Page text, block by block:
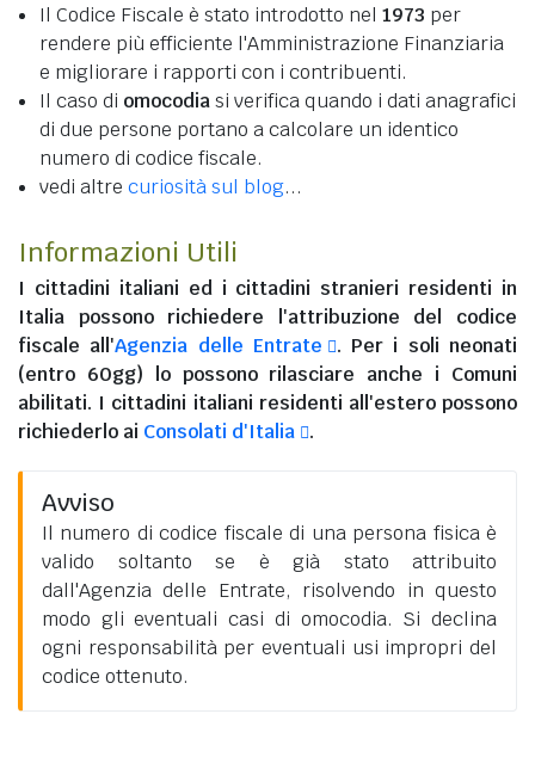
Il Codice Fiscale è stato introdotto nel 1973 per
rendere più efficiente l'Amministrazione Finanziaria
e migliorare i rapporti con i contribuenti.
Il caso di omocodiasi verifica quando i dati anagrafici
di due persone portano a calcolare un identico
numero di codice fiscale.
vedi altre curiosità sul blog...
Informazioni Utili
I cittadini italiani ed i cittadini stranieri residenti in
Italia possono richiedere l'attribuzione del codice
fiscale all'Agenzia delle Entrate
. Per i soli neonati
(entro 60gg) lo possono rilasciare anche i Comuni
abilitati. I cittadini italiani residenti all'esteropossono
richiederlo ai Consolati d'Italia .
Avviso
Il numero di codice fiscale di una persona fisica è
valido soltanto se è già stato attribuito
dall'Agenzia delle Entrate, risolvendo in questo
modo gli eventuali casi di omocodia. Si declina
ogni responsabilità per eventuali usi impropri del
codice ottenuto.